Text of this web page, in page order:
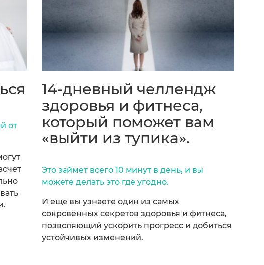
от
14-дневный челлендж
здоровья и фитнеса,
который поможет вам
«выйти из тупика».
Это займет всего 10 минут в день, и вы
можете делать это где угодно.
И еще вы узнаете один из самых
сокровенных секретов здоровья и фитнеса,
позволяющий ускорить прогресс и добиться
устойчивых изменений.